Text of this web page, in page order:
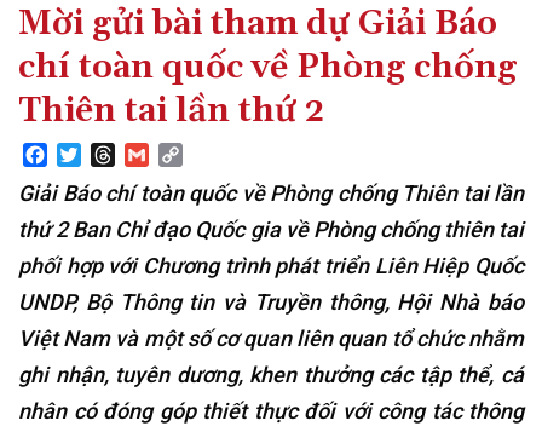
Mời gửi bài tham dự Giải Báo
chí toàn quốc về Phòng chống
Thiên tai lần thứ 2
Facebook
TwitterThreads
Gmail
Giải Báo chí toàn quốc về Phòng chống Thiên tai lần
thứ 2 Ban Chỉ đạo Quốc gia về Phòng chống thiên tai
phối hợp với Chương trình phát triển Liên Hiệp Quốc
UNDP, Bộ Thông tin và Truyền thông, Hội Nhà báo
Việt Nam và một số cơ quan liên quan tổ chức nhằm
ghi nhận, tuyên dương, khen thưởng các tập thể, cá
nhân có đóng góp thiết thực đối với công tác thông